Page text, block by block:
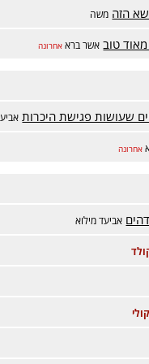
הזה משה
טוב אשר ברא אחרונה
שעושות פגישת היכרות
אחרונה
אביעד מילוא